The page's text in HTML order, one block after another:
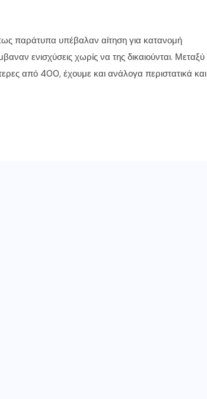
παράτυπα υπέβαλαν αίτηση για κατανομή
ενισχύσεις χωρίς να της δικαιούνται. Μεταξύ
από 400, έχουμε και ανάλογα περιστατικά και